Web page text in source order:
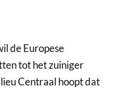
de Europese
tot het zuiniger
Centraal hoopt dat